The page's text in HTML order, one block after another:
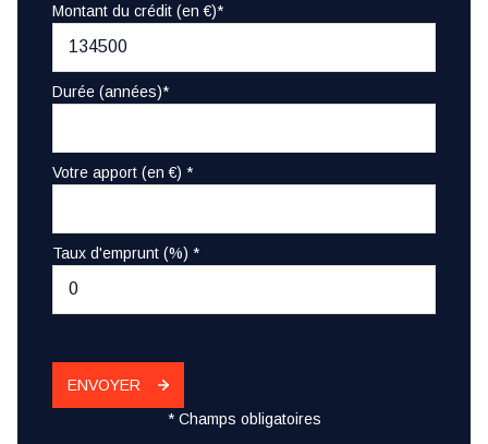
Montant du crédit (en €)*
Durée (années)*
Votre apport (en €) *
Taux d'emprunt (%) *
ENVOYER
* Champs obligatoires